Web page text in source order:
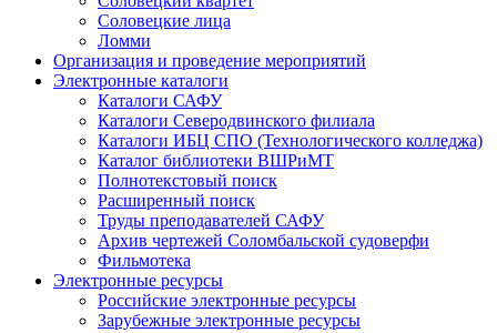
Соловецкие лица
Ломми
Организация и проведение мероприятий
Электронные каталоги
Каталоги САФУ
Каталоги Северодвинского филиала
Каталоги ИБЦ СПО (Технологического колледжа)
Каталог библиотеки ВШРиМТ
Полнотекстовый поиск
Расширенный поиск
Труды преподавателей САФУ
Архив чертежей Соломбальской судоверфи
Фильмотека
Электронные ресурсы
Российские электронные ресурсы
Зарубежные электронные ресурсы